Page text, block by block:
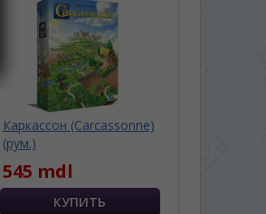
Каркассон (Carcassonne)
(рум.)
545 mdl